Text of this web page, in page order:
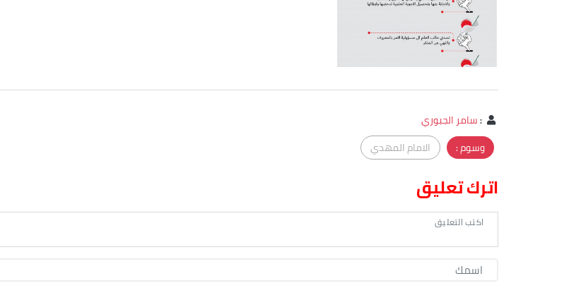
:سامر الجبوري
وسوم :
الامام المهدي
اترك تعليق